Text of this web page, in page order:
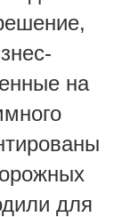
на
для